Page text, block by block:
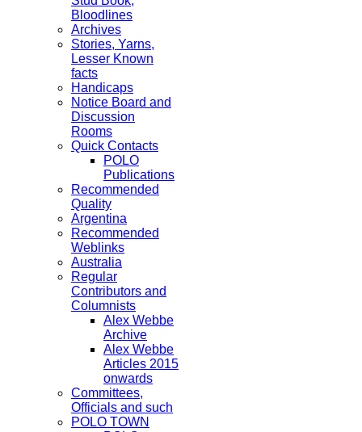
Bloodlines
Archives
Stories, Yarns,
Lesser Known
facts
Handicaps
Notice Board and
Discussion
Rooms
Quick Contacts
POLO
Publications
Recommended
Quality
Argentina
Recommended
Weblinks
Australia
Regular
Contributors and
Columnists
Alex Webbe
Archive
Alex Webbe
Articles 2015
onwards
Committees,
Officials and such
POLO TOWN